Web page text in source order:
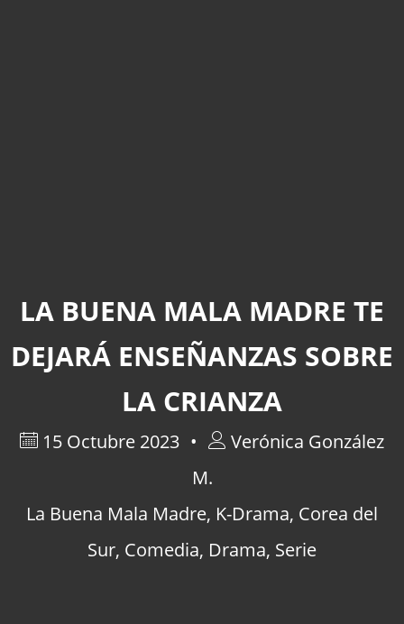
LA BUENA MALA MADRE TE
DEJARÁ ENSEÑANZAS SOBRE
LA CRIANZA
15 Octubre 2023
Verónica González
M.
La Buena Mala Madre, K-Drama, Corea del
Sur, Comedia, Drama, Serie